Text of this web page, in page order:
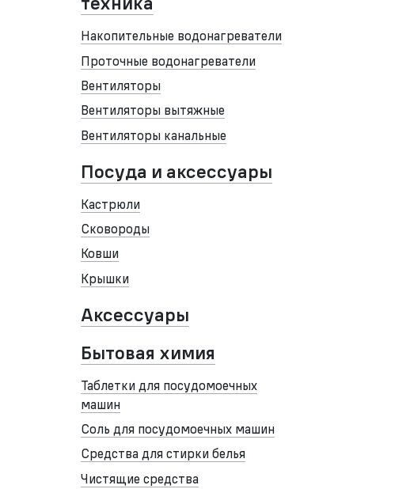
Накопительные водонагреватели
Проточные водонагреватели
Вентиляторы
Вентиляторы вытяжные
Вентиляторы канальные
Посуда и аксессуары
Кастрюли
Сковороды
Ковши
Крышки
Аксессуары
Бытовая химия
Таблетки для посудомоечных
машин
Соль для посудомоечных машин
Средства для стирки белья
Чистящие средства